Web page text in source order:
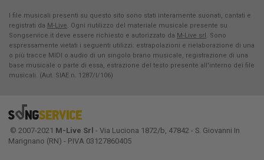
I file musicali presenti su questo sito sono stati interamente suonati, cantati e
registrati da M-Live. Ogni riutilizzo del materiale musicale presente su
Songservice.it deve essere richiesto e autorizzato da M-Live srl. Sono
espressamente vietati i seguenti utilizzi: estrapolazioni e rielaborazione di una
o più tracce MIDI o audio di un singolo brano musicale, registrazione di una
base musicale o parte di essa, estrazione del testo presente all'interno dei file
musicali. (Aut. SIAE n. 1287/I/106)
© 2007-2021 M-Live Srl - Via Luciona 1872/b, 47842 - S. Giovanni In
Marignano (RN) - P.IVA 03127860405